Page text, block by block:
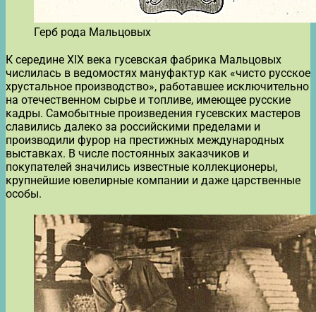
Герб рода Мальцовых
К середине XIX века гусевская фабрика Мальцовых
числилась в ведомостях мануфактур как «чисто русское
хрустальное производство», работавшее исключительно
на отечественном сырье и топливе, имеющее русские
кадры. Самобытные произведения гусевских мастеров
славились далеко за российскими пределами и
производили фурор на престижных международных
выставках. В числе постоянных заказчиков и
покупателей значились известные коллекционеры,
крупнейшие ювелирные компании и даже царственные
особы.